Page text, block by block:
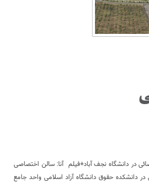
در دانشگاه نجف آباد+فیلم آنا: سالن اختصاصی
دانشکده حقوق دانشگاه آزاد اسلامی واحد جامع